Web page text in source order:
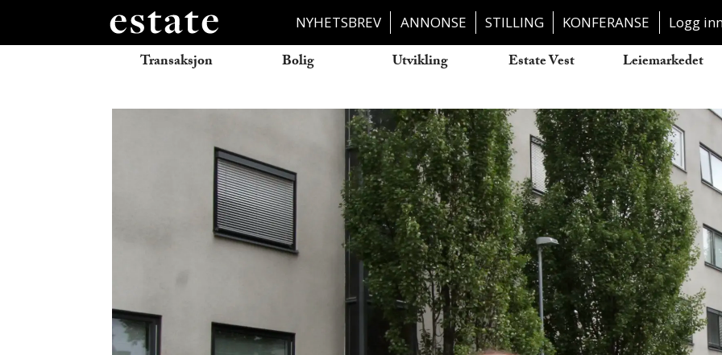
NYHETSBREV ANNONSE STILLING KONFERANSE Logg
Transaksjon Bolig Utvikling Estate Vest Leiemarkedet